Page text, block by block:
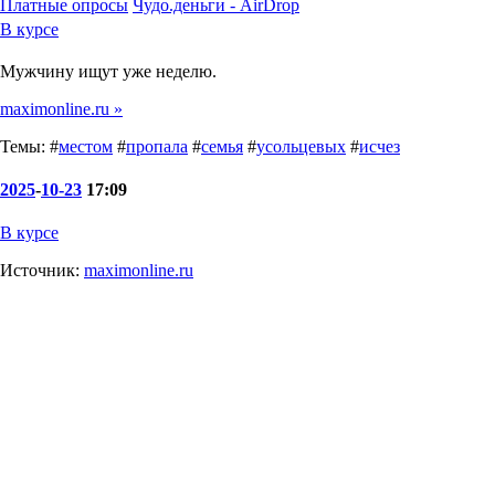
Платные опросы Чудо.деньги - AirDrop
В курсе
Мужчину ищут уже неделю.
maximonline.ru »
Темы: #местом #пропала #семья #усольцевых #исчез
2025-10-23 17:09
В курсе
Источник: maximonline.ru